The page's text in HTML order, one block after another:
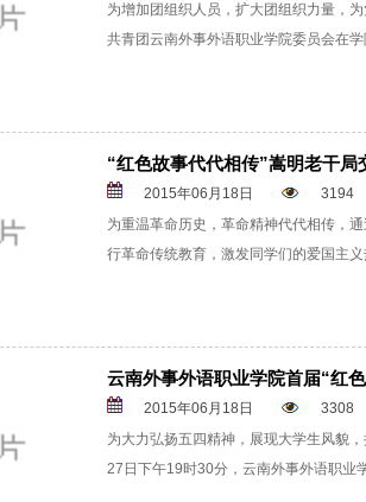
为增加团组织人员，扩大团组织力量，
共青团云南外事外语职业学院委员会在
“红色故事代代相传”嵩明老干局
2015年06月18日
3194
为重温革命历史，革命精神代代相传，
行革命传统教育，激发同学们的爱国主
云南外事外语职业学院首届“红
2015年06月18日
3308
为大力弘扬五四精神，展现大学生风貌
27日下午19时30分，云南外事外语职业